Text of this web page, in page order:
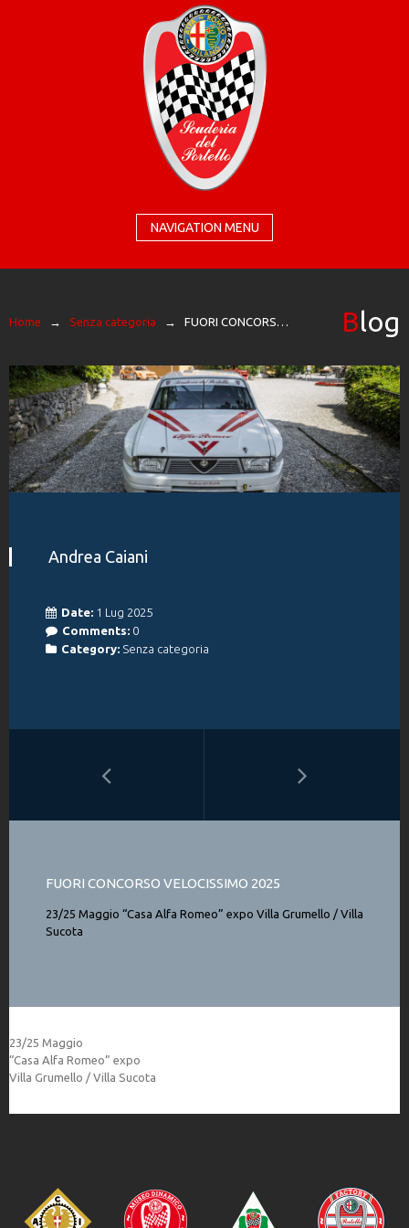
NAVIGATION MENU
Home → Senza categoria → FUORI CONCORSO VELOCISSIMO 2025 Blog
Andrea Caiani
Date: 1 Lug 2025
Comments: 0
Category: Senza categoria
FUORI CONCORSO VELOCISSIMO 2025
23/25 Maggio “Casa Alfa Romeo” expo Villa Grumello / Villa
Sucota
23/25 Maggio
“Casa Alfa Romeo” expo
Villa Grumello / Villa Sucota